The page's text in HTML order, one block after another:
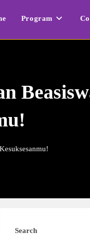
Program
Search